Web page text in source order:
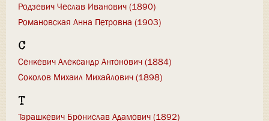
Родзевич Чеслав Иванович (1890)
Романовская Анна Петровна (1903)
С
Сенкевич Александр Антонович (1884)
Соколов Михаил Михайлович (1898)
Т
Тарашкевич Бронислав Адамович (1892)